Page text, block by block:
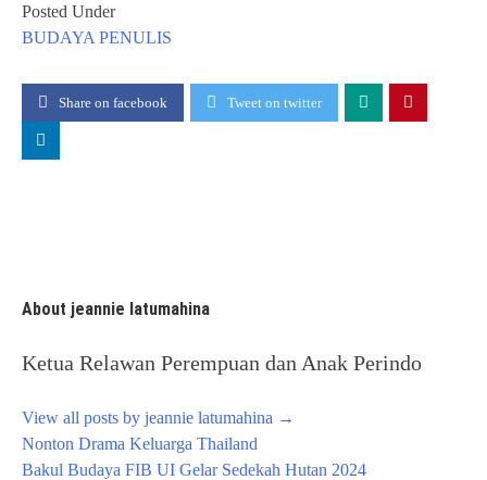
Posted Under
BUDAYA PENULIS
Share on facebook Tweet on twitter
About jeannie latumahina
Ketua Relawan Perempuan dan Anak Perindo
View all posts by jeannie latumahina →
Post
navigation
Nonton Drama Keluarga Thailand
Bakul Budaya FIB UI Gelar Sedekah Hutan 2024